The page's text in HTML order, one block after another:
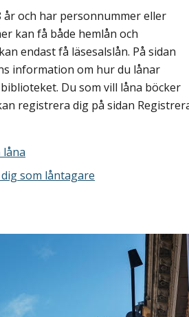
år och har personnummer eller
kan få både hemlån och
endast få läsesalslån. På sidan
information om hur du lånar
Du som vill låna böcker
registrera dig på sidan
låna
som låntagare